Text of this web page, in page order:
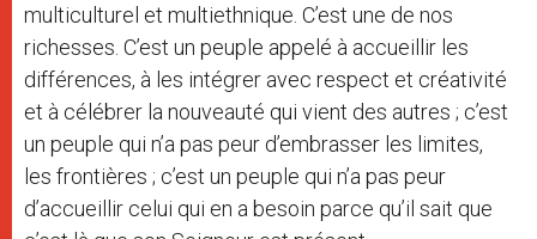
multiculturel et multiethnique. C’est une de nos
richesses. C’est un peuple appelé à accueillir les
différences, à les intégrer avec respect et créativité
et à célébrer la nouveauté qui vient des autres ; c’est
un peuple qui n’a pas peur d’embrasser les limites,
les frontières ; c’est un peuple qui n’a pas peur
d’accueillir celui qui en a besoin parce qu’il sait que